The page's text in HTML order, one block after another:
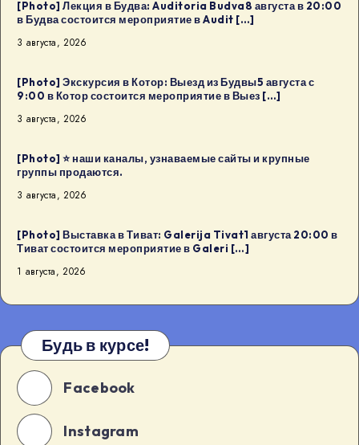
[Photo] Лекция в Будва: Auditoria Budva8 августа в 20:00
в Будва состоится мероприятие в Audit […]
3 августа, 2026
[Photo] Экскурсия в Котор: Выезд из Будвы5 августа с
9:00 в Котор состоится мероприятие в Выез […]
3 августа, 2026
[Photo] ⭐️ наши каналы, узнаваемые сайты и крупные
группы продаются.
3 августа, 2026
[Photo] Выставка в Тиват: Galerija Tivat1 августа 20:00 в
Тиват состоится мероприятие в Galeri […]
1 августа, 2026
Будь в курсе!
Facebook
Instagram